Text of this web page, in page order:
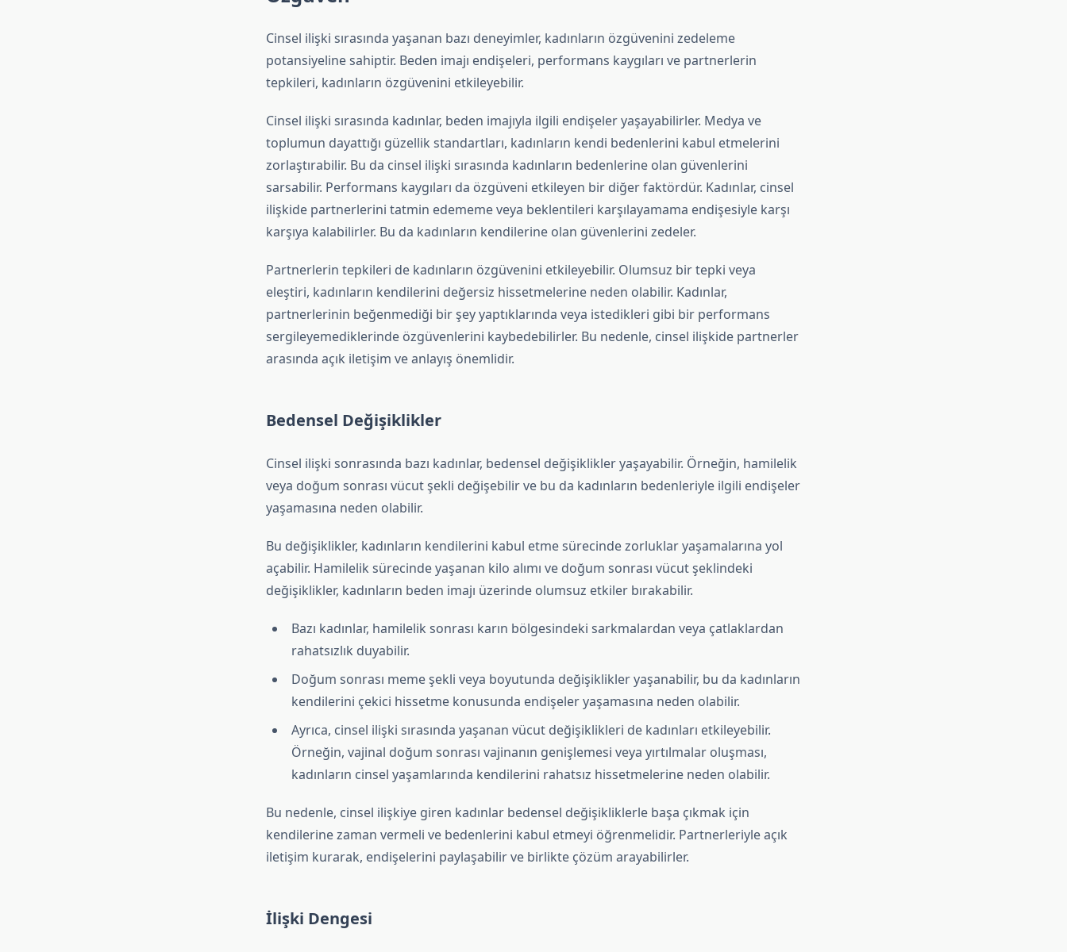
Cinsel ilişki sırasında yaşanan bazı deneyimler, kadınların özgüvenini zedeleme
potansiyeline sahiptir. Beden imajı endişeleri, performans kaygıları ve partnerlerin
tepkileri, kadınların özgüvenini etkileyebilir.
Cinsel ilişki sırasında kadınlar, beden imajıyla ilgili endişeler yaşayabilirler. Medya ve
toplumun dayattığı güzellik standartları, kadınların kendi bedenlerini kabul etmelerini
zorlaştırabilir. Bu da cinsel ilişki sırasında kadınların bedenlerine olan güvenlerini
sarsabilir. Performans kaygıları da özgüveni etkileyen bir diğer faktördür. Kadınlar, cinsel
ilişkide partnerlerini tatmin edememe veya beklentileri karşılayamama endişesiyle karşı
karşıya kalabilirler. Bu da kadınların kendilerine olan güvenlerini zedeler.
Partnerlerin tepkileri de kadınların özgüvenini etkileyebilir. Olumsuz bir tepki veya
eleştiri, kadınların kendilerini değersiz hissetmelerine neden olabilir. Kadınlar,
partnerlerinin beğenmediği bir şey yaptıklarında veya istedikleri gibi bir performans
sergileyemediklerinde özgüvenlerini kaybedebilirler. Bu nedenle, cinsel ilişkide partnerler
arasında açık iletişim ve anlayış önemlidir.
Bedensel Değişiklikler
Cinsel ilişki sonrasında bazı kadınlar, bedensel değişiklikler yaşayabilir. Örneğin, hamilelik
veya doğum sonrası vücut şekli değişebilir ve bu da kadınların bedenleriyle ilgili endişeler
yaşamasına neden olabilir.
Bu değişiklikler, kadınların kendilerini kabul etme sürecinde zorluklar yaşamalarına yol
açabilir. Hamilelik sürecinde yaşanan kilo alımı ve doğum sonrası vücut şeklindeki
değişiklikler, kadınların beden imajı üzerinde olumsuz etkiler bırakabilir.
Bazı kadınlar, hamilelik sonrası karın bölgesindeki sarkmalardan veya çatlaklardan
rahatsızlık duyabilir.
Doğum sonrası meme şekli veya boyutunda değişiklikler yaşanabilir, bu da kadınların
kendilerini çekici hissetme konusunda endişeler yaşamasına neden olabilir.
Ayrıca, cinsel ilişki sırasında yaşanan vücut değişiklikleri de kadınları etkileyebilir.
Örneğin, vajinal doğum sonrası vajinanın genişlemesi veya yırtılmalar oluşması,
kadınların cinsel yaşamlarında kendilerini rahatsız hissetmelerine neden olabilir.
Bu nedenle, cinsel ilişkiye giren kadınlar bedensel değişikliklerle başa çıkmak için
kendilerine zaman vermeli ve bedenlerini kabul etmeyi öğrenmelidir. Partnerleriyle açık
iletişim kurarak, endişelerini paylaşabilir ve birlikte çözüm arayabilirler.
İlişki Dengesi